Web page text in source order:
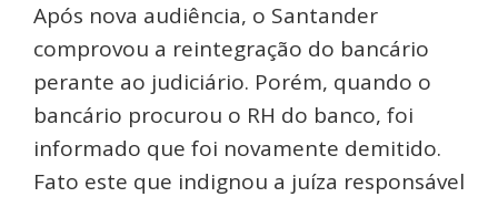
Após nova audiência, o Santander
comprovou a reintegração do bancário
perante ao judiciário. Porém, quando o
bancário procurou o RH do banco, foi
informado que foi novamente demitido.
Fato este que indignou a juíza responsável